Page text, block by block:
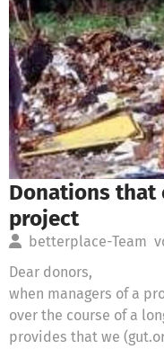
Donations that
project
betterplace-Team
Dear donors,
when managers of a
over the course of a
provides that we